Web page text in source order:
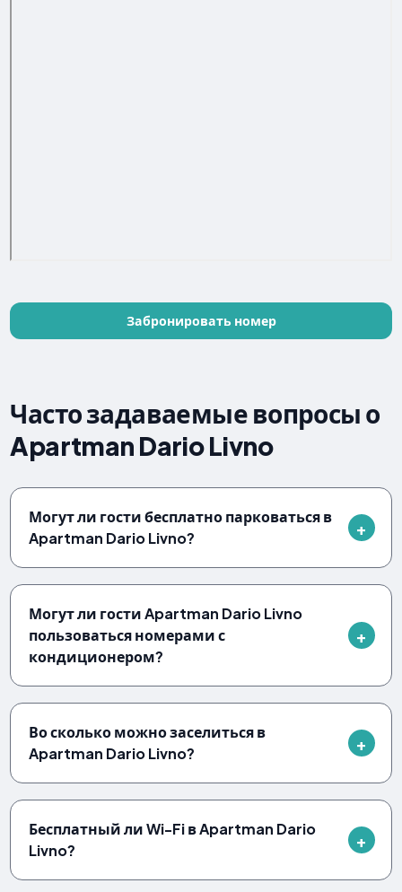
Забронировать номер
Часто задаваемые вопросы о
Apartman Dario Livno
Могут ли гости бесплатно парковаться в
Apartman Dario Livno?
Могут ли гости Apartman Dario Livno
пользоваться номерами с
кондиционером?
Во сколько можно заселиться в
Apartman Dario Livno?
Бесплатный ли Wi-Fi в Apartman Dario
Livno?